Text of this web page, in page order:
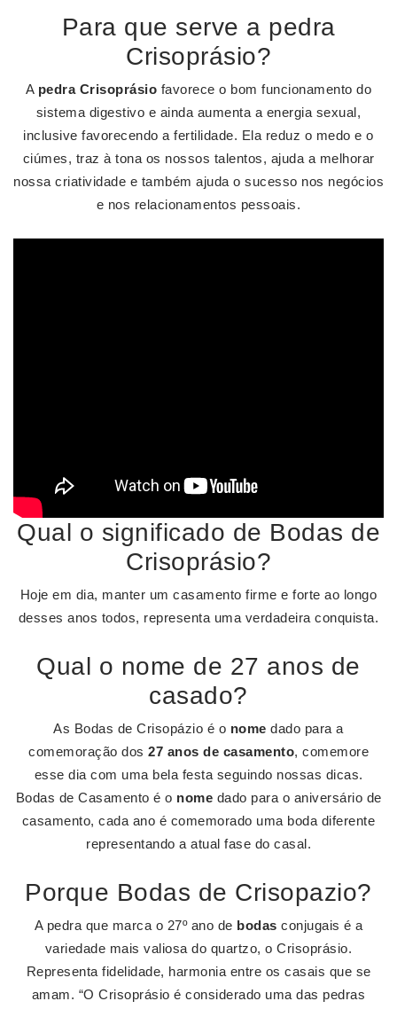
Para que serve a pedra
Crisoprásio?
A pedra Crisoprásio favorece o bom funcionamento do
sistema digestivo e ainda aumenta a energia sexual,
inclusive favorecendo a fertilidade. Ela reduz o medo e o
ciúmes, traz à tona os nossos talentos, ajuda a melhorar
nossa criatividade e também ajuda o sucesso nos negócios
e nos relacionamentos pessoais.
Qual o significado de Bodas de
Crisoprásio?
Hoje em dia, manter um casamento firme e forte ao longo
desses anos todos, representa uma verdadeira conquista.
Qual o nome de 27 anos de
casado?
As Bodas de Crisopázio é o nome dado para a
comemoração dos 27 anos de casamento, comemore
esse dia com uma bela festa seguindo nossas dicas.
Bodas de Casamento é o nome dado para o aniversário de
casamento, cada ano é comemorado uma boda diferente
representando a atual fase do casal.
Porque Bodas de Crisopazio?
A pedra que marca o 27º ano de bodas conjugais é a
variedade mais valiosa do quartzo, o Crisoprásio.
Representa fidelidade, harmonia entre os casais que se
amam. “O Crisoprásio é considerado uma das pedras